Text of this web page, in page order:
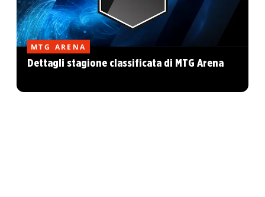
MTG ARENA
Dettagli stagione classificata di MTG Arena